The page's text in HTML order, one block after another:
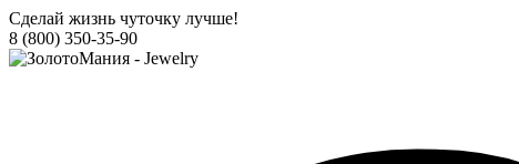
Сделай жизнь чуточку лучше!
8 (800) 350-35-90